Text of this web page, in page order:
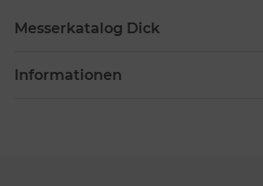
Messerkatalog Dick
Informationen